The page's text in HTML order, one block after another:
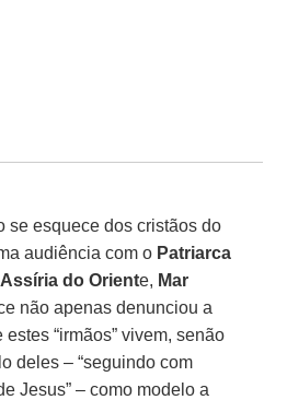
se esquece dos cristãos do
audiência com o Patriarca
do Oriente, Mar
não apenas denunciou a
estes “irmãos” vivem, senão
deles – “seguindo com
Jesus” – como modelo a